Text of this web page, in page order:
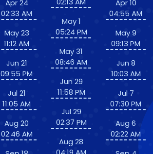
Apr 24
02:33 AM
May 23
11:12 AM
Jun 21
09:55 PM
Jul 21
11:05 AM
Aug 20
02:46 AM
May 1
05:24 PM
May 31
08:46 AM
Jun 29
11:58 PM
Jul 29
02:37 PM
Aug 28
Apr 10
04:55 AM
May 9
09:13 PM
Jun 8
10:03 AM
Jul 7
07:30 PM
Aug 6
02:22 AM